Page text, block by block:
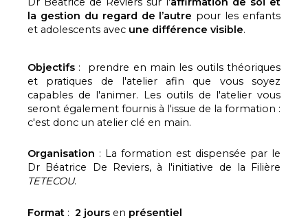
la gestion du regard de l’autre pour les enfants
et adolescents avec une différence visible.
Objectifs : prendre en main les outils théoriques
et pratiques de l'atelier afin que vous soyez
capables de l'animer. Les outils de l'atelier vous
seront également fournis à l'issue de la formation :
c'est donc un atelier clé en main.
Organisation : La formation est dispensée par le
Dr Béatrice De Reviers, à l'initiative de la Filière
TETECOU.
Format : 2 jours en présentiel